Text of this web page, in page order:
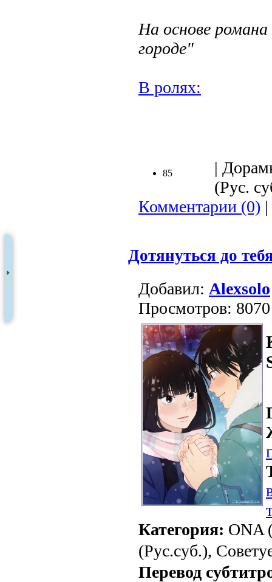
На основе
городе"
В ролях:
85
|
(Рус.
Комментарии (0) |
Дотянуться до
Добавил: Alexsolo
Просмотров: 8070
Категория: ONA
(Рус.суб.),
Перевод